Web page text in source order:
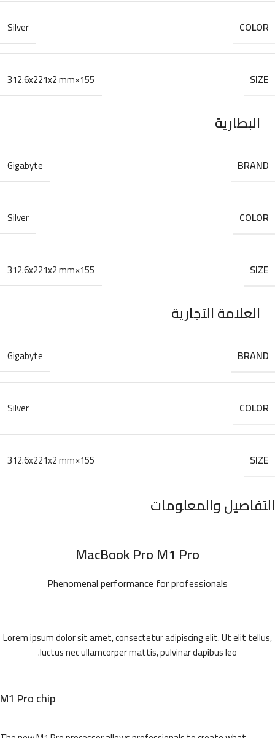
التفاصيل والمعلومات
MacBook Pro M1 Pro
Phenomenal performance for professionals
Lorem ipsum dolor sit amet, consectetur adipiscing elit. Ut elit tellus,
luctus nec ullamcorper mattis, pulvinar dapibus leo.
M1 Pro chip
COLOR
Silver
SIZE
155×312.6x221x2 mm
البطارية
BRAND
Gigabyte
COLOR
Silver
SIZE
155×312.6x221x2 mm
العلامة التجارية
BRAND
Gigabyte
COLOR
Silver
SIZE
155×312.6x221x2 mm